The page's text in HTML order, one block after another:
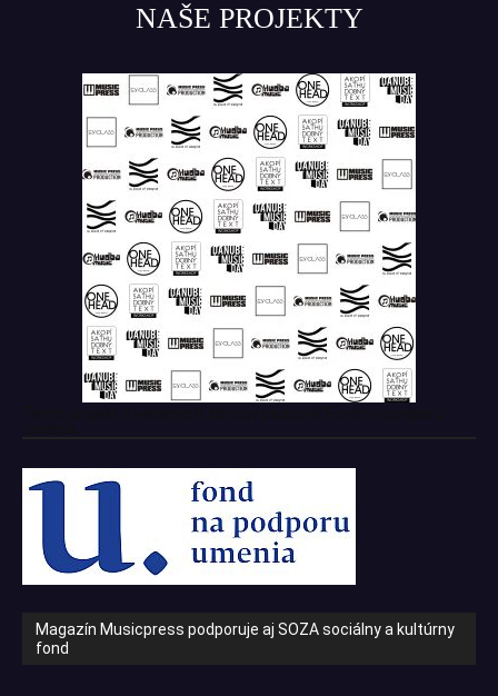
NAŠE PROJEKTY
Magazín Musicpress podporuje aj SOZA sociálny a kultúrny
fond